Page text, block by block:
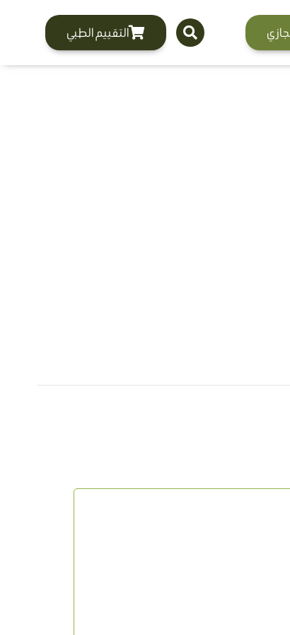
التقييم الطبي